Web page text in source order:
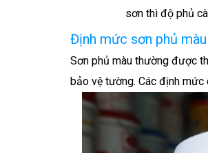
sơn thì độ phủ
Định mức sơn phủ màu
Sơn phủ màu thường được
bảo vệ tường. Các định